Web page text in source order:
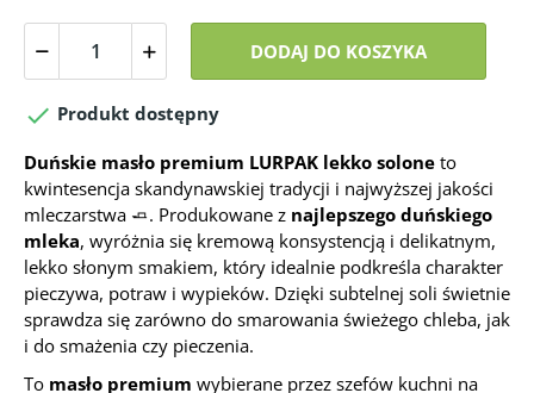
DODAJ DO KOSZYKA
 Produkt dostępny
Duńskie masło premium LURPAK lekko solone to
kwintesencja skandynawskiej tradycji i najwyższej jakości
mleczarstwa 🧈. Produkowane z najlepszego duńskiego
mleka, wyróżnia się kremową konsystencją i delikatnym,
lekko słonym smakiem, który idealnie podkreśla charakter
pieczywa, potraw i wypieków. Dzięki subtelnej soli świetnie
sprawdza się zarówno do smarowania świeżego chleba, jak
i do smażenia czy pieczenia.
To masło premium wybierane przez szefów kuchni na